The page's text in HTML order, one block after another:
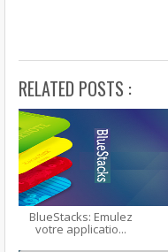
RELATED POSTS :
BlueStacks: Emulez
votre applicatio...